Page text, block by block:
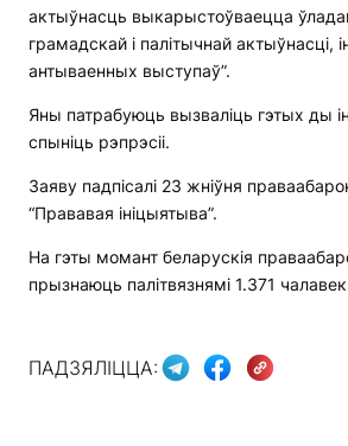
актыўнасць выкарыстоўваецца
грамадскай і палітычнай актыўнасці,
антываенных выступаў”.
Яны патрабуюць вызваліць гэтых ды
спыніць рэпрэсіі.
Заяву падпісалі 23 жніўня
“Прававая ініцыятыва”.
На гэты момант беларускія
прызнаюць палітвязнямі 1.371
ПАДЗЯЛІЦЦА: